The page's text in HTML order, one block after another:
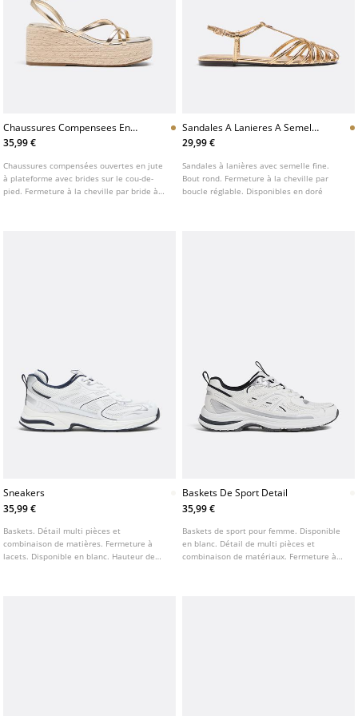
Chaussures Compensees En
Jute A Plateforme Et Brides
35,99 €
Chaussures compensées ouvertes en jute
à plateforme avec brides sur le cou-de-
pied. Fermeture à la cheville par bride à
Sandales A Lanieres A Semelle
Fine
29,99 €
Sandales à lanières avec semelle fine.
Bout rond. Fermeture à la cheville par
boucle réglable. Disponibles en doré
Sneakers
35,99 €
Baskets. Détail multi pièces et
combinaison de matières. Fermeture à
lacets. Disponible en blanc. Hauteur de
Baskets De Sport Detail
35,99 €
Baskets de sport pour femme. Disponible
en blanc. Détail de multi pièces et
combinaison de matériaux. Fermeture à